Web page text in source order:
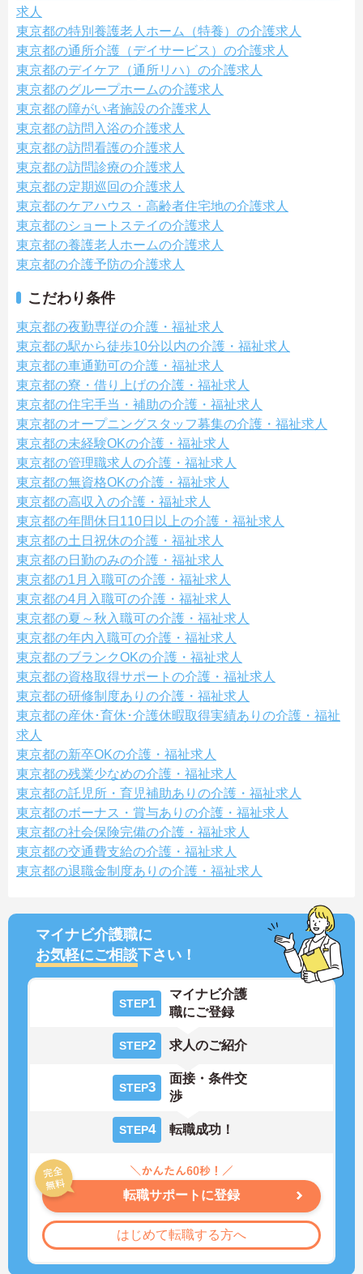
求人
東京都の特別養護老人ホーム（特養）の介護求人
東京都の通所介護（デイサービス）の介護求人
東京都のデイケア（通所リハ）の介護求人
東京都のグループホームの介護求人
東京都の障がい者施設の介護求人
東京都の訪問入浴の介護求人
東京都の訪問看護の介護求人
東京都の訪問診療の介護求人
東京都の定期巡回の介護求人
東京都のケアハウス・高齢者住宅地の介護求人
東京都のショートステイの介護求人
東京都の養護老人ホームの介護求人
東京都の介護予防の介護求人
こだわり条件
東京都の夜勤専従の介護・福祉求人
東京都の駅から徒歩10分以内の介護・福祉求人
東京都の車通勤可の介護・福祉求人
東京都の寮・借り上げの介護・福祉求人
東京都の住宅手当・補助の介護・福祉求人
東京都のオープニングスタッフ募集の介護・福祉求人
東京都の未経験OKの介護・福祉求人
東京都の管理職求人の介護・福祉求人
東京都の無資格OKの介護・福祉求人
東京都の高収入の介護・福祉求人
東京都の年間休日110日以上の介護・福祉求人
東京都の土日祝休の介護・福祉求人
東京都の日勤のみの介護・福祉求人
東京都の1月入職可の介護・福祉求人
東京都の4月入職可の介護・福祉求人
東京都の夏～秋入職可の介護・福祉求人
東京都の年内入職可の介護・福祉求人
東京都のブランクOKの介護・福祉求人
東京都の資格取得サポートの介護・福祉求人
東京都の研修制度ありの介護・福祉求人
東京都の産休･育休･介護休暇取得実績ありの介護・福祉
求人
東京都の新卒OKの介護・福祉求人
東京都の残業少なめの介護・福祉求人
東京都の託児所・育児補助ありの介護・福祉求人
東京都のボーナス・賞与ありの介護・福祉求人
東京都の社会保険完備の介護・福祉求人
東京都の交通費支給の介護・福祉求人
東京都の退職金制度ありの介護・福祉求人
マイナビ介護職に
お気軽にご相談下さい！
STEP1
マイナビ介護
職にご登録
STEP2 求人のご紹介
STEP3
面接・条件交
渉
STEP4 転職成功！
転職サポートに登録
はじめて転職する方へ